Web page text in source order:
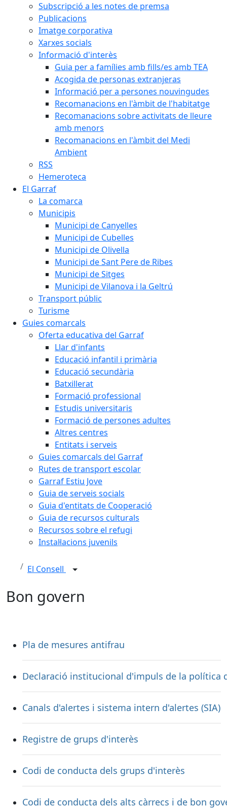
Subscripció a les notes de premsa
Publicacions
Imatge corporativa
Xarxes socials
Informació d'interès
Guia per a famílies amb fills/es amb TEA
Acogida de personas extranjeras
Informació per a persones nouvingudes
Recomanacions en l'àmbit de l'habitatge
Recomanacions sobre activitats de lleure
amb menors
Recomanacions en l'àmbit del Medi
Ambient
RSS
Hemeroteca
El Garraf
La comarca
Municipis
Municipi de Canyelles
Municipi de Cubelles
Municipi de Olivella
Municipi de Sant Pere de Ribes
Municipi de Sitges
Municipi de Vilanova i la Geltrú
Transport públic
Turisme
Guies comarcals
Oferta educativa del Garraf
Llar d'infants
Educació infantil i primària
Educació secundària
Batxillerat
Formació professional
Estudis universitaris
Formació de persones adultes
Altres centres
Entitats i serveis
Guies comarcals del Garraf
Rutes de transport escolar
Garraf Estiu Jove
Guia de serveis socials
Guia d'entitats de Cooperació
Guia de recursos culturals
Recursos sobre el refugi
Instal·lacions juvenils
El Consell
Bon govern
Pla de mesures antifrau
Declaració institucional d'impuls de la
Canals d'alertes i sistema intern d'alertes (SIA)
Registre de grups d'interès
Codi de conducta dels grups d'interès
Codi de conducta dels alts càrrecs i de bon